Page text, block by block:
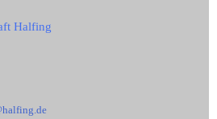
Halfing